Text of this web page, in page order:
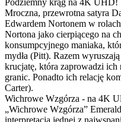
Podziemny krąg na 4K UHD!
Mroczna, przewrotna satyra
Edwardem Nortonem w
Nortona jako cierpiącego na
konsumpcyjnego maniaka,
mydła (Pitt). Razem
krucjatę, która zaprowadzi
granic. Ponadto ich relację
Carter).
Wichrowe Wzgórza - na 4K
„Wichrowe Wzgórza”
interpretacja jednej z